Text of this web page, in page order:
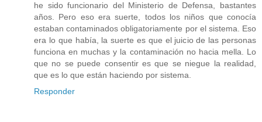
he sido funcionario del Ministerio de Defensa, bastantes
años. Pero eso era suerte, todos los niños que conocía
estaban contaminados obligatoriamente por el sistema. Eso
era lo que había, la suerte es que el juicio de las personas
funciona en muchas y la contaminación no hacia mella. Lo
que no se puede consentir es que se niegue la realidad,
que es lo que están haciendo por sistema.
Responder